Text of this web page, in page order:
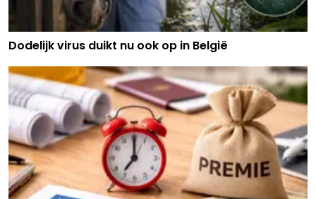
Dodelijk virus duikt nu ook op in België